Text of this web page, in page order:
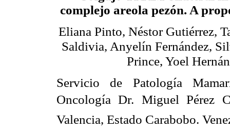
complejo areola pezón. A
Eliana Pinto, Néstor Gutiérrez,
Saldivia, Anyelín Fernández,
Prince, Yoel
Servicio de Patología
Oncología Dr. Miguel Pérez
Valencia, Estado Carabobo.